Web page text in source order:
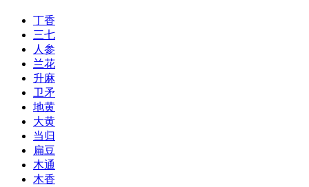
丁香
三七
人参
兰花
升麻
卫矛
地黄
大黄
当归
扁豆
木通
木香